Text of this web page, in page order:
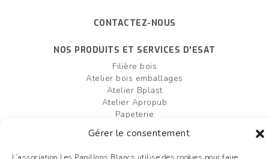
Gérer le consentement
CONTACTEZ-NOUS
NOS PRODUITS ET SERVICES D'ESAT
Filière bois
Atelier bois emballages
Atelier Bplast
Atelier Apropub
Papeterie
Filière agro-alimentaire
Atelier bois box palettes